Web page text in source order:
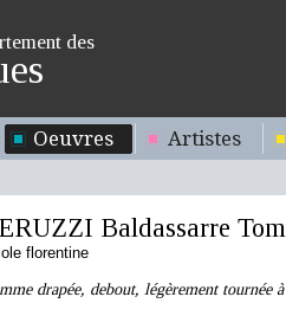
des
Oeuvres Artistes
Baldassarre
florentine
drapée, debout, légèrement tournée